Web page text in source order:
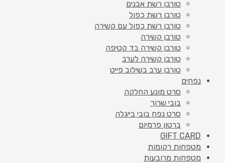
טורבן רשת אבנים
טורבן רשת כפול
טורבן רשת כפול עם קשירה
טורבן קשירה
טורבן קשירה בד קטיפה
טורבן קשירה לערב
טורבן ערב בשילוב פייט
נפחים
סרט מונע החלקה
בובי שרוך
סרט נפח בובי בייגלה
ברטון פרמיום
GIFT CARD
מטפחות רקומות
מטפחות מרובעות